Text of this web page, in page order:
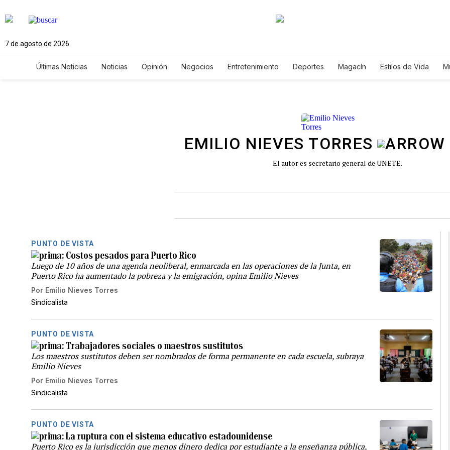
7 de agosto de 2026
Últimas Noticias Noticias Opinión Negocios Entretenimiento Deportes Magacín Estilos de Vida
EMILIO NIEVES TORRES
El autor es secretario general de UNETE.
PUNTO DE VISTA
Costos pesados para Puerto Rico
Luego de 10 años de una agenda neoliberal, enmarcada en las operaciones de la Junta, en
Puerto Rico ha aumentado la pobreza y la emigración, opina Emilio Nieves
Por Emilio Nieves Torres
Sindicalista
PUNTO DE VISTA
Trabajadores sociales o maestros sustitutos
Los maestros sustitutos deben ser nombrados de forma permanente en cada escuela, subraya
Emilio Nieves
Por Emilio Nieves Torres
Sindicalista
PUNTO DE VISTA
La ruptura con el sistema educativo estadounidense
Puerto Rico es la jurisdicción que menos dinero dedica por estudiante a la enseñanza pública,